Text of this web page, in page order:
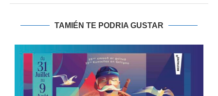
TAMIÉN TE PODRIA GUSTAR